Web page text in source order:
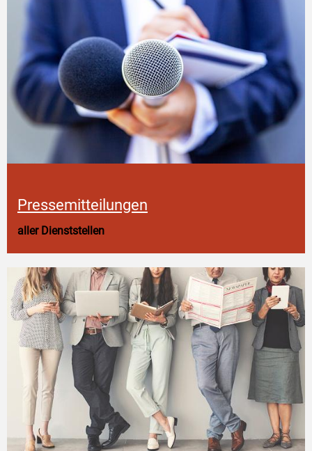
Pressemitteilungen
aller Dienststellen